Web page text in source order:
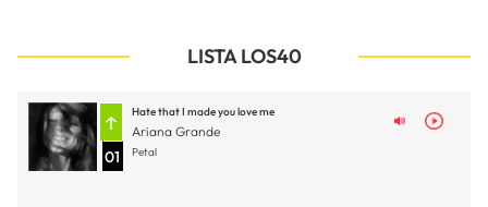
LISTA LOS40
01
Hate that I made you love me
Ariana Grande
Petal